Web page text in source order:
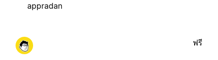
appradan
ฟรี